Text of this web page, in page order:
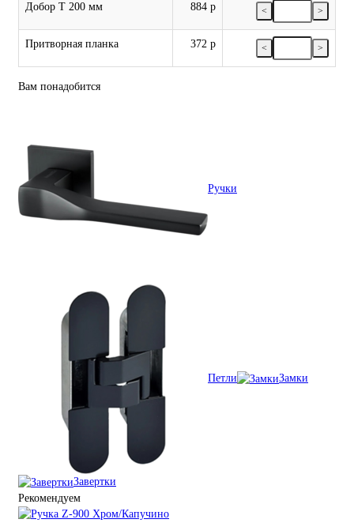
Добор Т 200 мм 884 р < >
Притворная планка 372 р < >
Вам понадобится
Ручки
Петли Замки
Завертки
Рекомендуем